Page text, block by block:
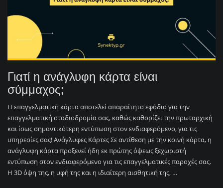
Γιατί η ανάγλυφη κάρτα είναι
σύμμαχος;
Η επαγγελματική κάρτα αποτελεί απαραίτητο εφόδιο για την
επαγγελματική σταδιοδρομία σας, καθώς καθορίζει την πρωταρχική
και ίσως σημαντικότερη εντύπωση στον ενδιαφερόμενο, για τις
υπηρεσίες σας! Ανάγλυφες Κάρτες Σε αντίθεση με την κοινή κάρτα, η
ανάγλυφη κάρτα προξενεί ήδη εκ πρώτης όψεως ξεχωριστή
εντύπωση στον ενδιαφερόμενο για τις επαγγελματικές παροχές σας.
Η 3D όψη της, η υφή της και η ιδιαίτερη αισθητική της, …